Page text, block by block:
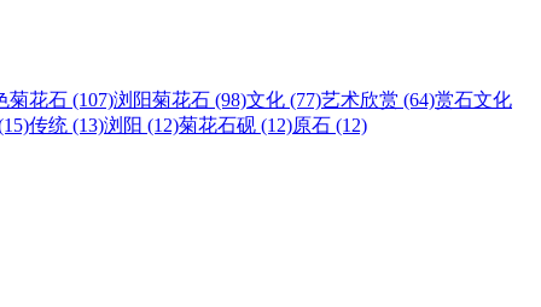
菊花石 (107)浏阳菊花石 (98)文化 (77)艺术欣赏 (64)赏石文化
传统 (13)浏阳 (12)菊花石砚 (12)原石 (12)